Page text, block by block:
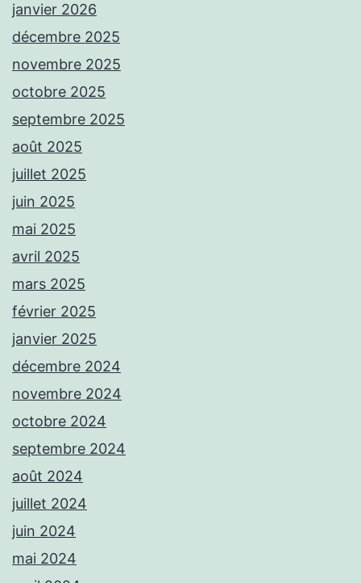
janvier 2026
décembre 2025
novembre 2025
octobre 2025
septembre 2025
août 2025
juillet 2025
juin 2025
mai 2025
avril 2025
mars 2025
février 2025
janvier 2025
décembre 2024
novembre 2024
octobre 2024
septembre 2024
août 2024
juillet 2024
juin 2024
mai 2024